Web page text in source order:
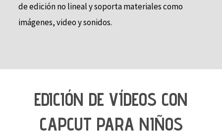
de edición no lineal y soporta materiales como
imágenes, video y sonidos.
EDICIÓN DE VÍDEOS CON
CAPCUT PARA NIÑOS